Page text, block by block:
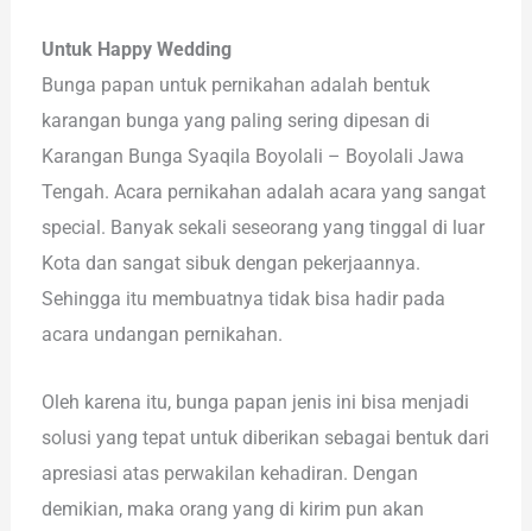
Untuk Happy Wedding
Bunga papan untuk pernikahan adalah bentuk
karangan bunga yang paling sering dipesan di
Karangan Bunga Syaqila Boyolali – Boyolali Jawa
Tengah. Acara pernikahan adalah acara yang sangat
special. Banyak sekali seseorang yang tinggal di luar
Kota dan sangat sibuk dengan pekerjaannya.
Sehingga itu membuatnya tidak bisa hadir pada
acara undangan pernikahan.
Oleh karena itu, bunga papan jenis ini bisa menjadi
solusi yang tepat untuk diberikan sebagai bentuk dari
apresiasi atas perwakilan kehadiran. Dengan
demikian, maka orang yang di kirim pun akan